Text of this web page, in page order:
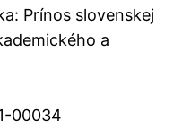
Prínos slovenskej
a
00034